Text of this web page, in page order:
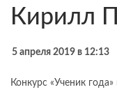
Кирилл
5 апреля 2019 в 12:13
Конкурс «Ученик